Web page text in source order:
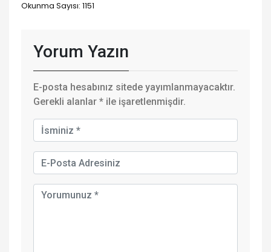
Okunma Sayısı: 1151
Yorum Yazın
E-posta hesabınız sitede yayımlanmayacaktır.
Gerekli alanlar * ile işaretlenmişdir.